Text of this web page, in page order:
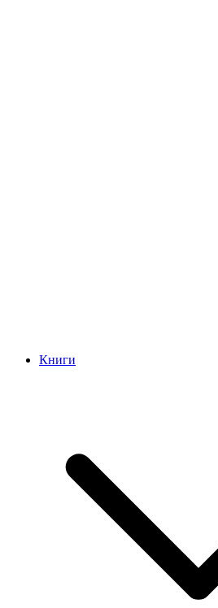
Книги